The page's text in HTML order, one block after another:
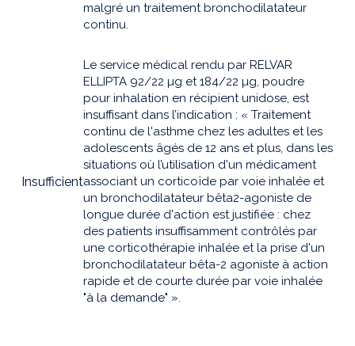
malgré un traitement bronchodilatateur
continu.
Insufficient
Le service médical rendu par RELVAR
ELLIPTA 92/22 µg et 184/22 µg, poudre
pour inhalation en récipient unidose, est
insuffisant dans l’indication : « Traitement
continu de l'asthme chez les adultes et les
adolescents âgés de 12 ans et plus, dans les
situations où l’utilisation d'un médicament
associant un corticoïde par voie inhalée et
un bronchodilatateur bêta2-agoniste de
longue durée d'action est justifiée : chez
des patients insuffisamment contrôlés par
une corticothérapie inhalée et la prise d'un
bronchodilatateur bêta-2 agoniste à action
rapide et de courte durée par voie inhalée
"à la demande" ».